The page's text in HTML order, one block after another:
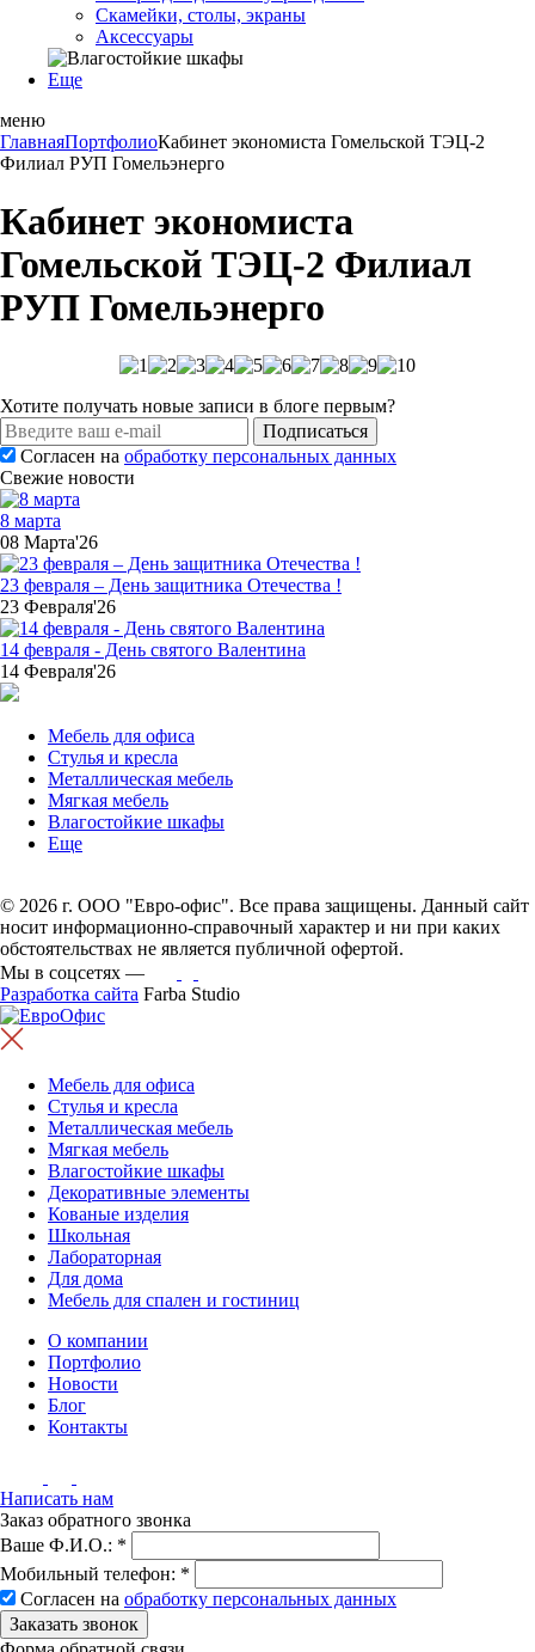
Скамейки, столы, экраны
Аксессуары
Еще
меню
ГлавнаяПортфолиоКабинет экономиста Гомельской ТЭЦ-2
Филиал РУП Гомельэнерго
Кабинет экономиста
Гомельской ТЭЦ-2 Филиал
РУП Гомельэнерго
Хотите получать новые записи в блоге первым?
Подписаться
Согласен на обработку персональных данных
Свежие новости
8 марта
08 Марта'26
23 февраля – День защитника Отечества !
23 Февраля'26
14 февраля - День святого Валентина
14 Февраля'26
Мебель для офиса
Стулья и кресла
Металлическая мебель
Мягкая мебель
Влагостойкие шкафы
Еще
© 2026 г. ООО "Евро-офис". Все права защищены. Данный сайт
носит информационно-справочный характер и ни при каких
обстоятельствах не является публичной офертой.
Мы в соцсетях —
Разработка сайта Farba Studio
Мебель для офиса
Стулья и кресла
Металлическая мебель
Мягкая мебель
Влагостойкие шкафы
Декоративные элементы
Кованые изделия
Школьная
Лабораторная
Для дома
Мебель для спален и гостиниц
О компании
Портфолио
Новости
Блог
Контакты
Написать нам
Заказ обратного звонка
Ваше Ф.И.О.: *
Мобильный телефон: *
Согласен на обработку персональных данных
Заказать звонок